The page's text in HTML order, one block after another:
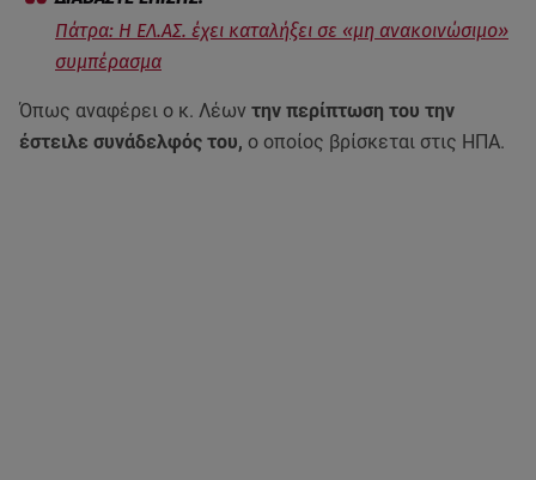
Πάτρα: Η ΕΛ.ΑΣ. έχει καταλήξει σε «μη ανακοινώσιμο»
συμπέρασμα
Όπως αναφέρει ο κ. Λέων την περίπτωση του την
έστειλε συνάδελφός του, ο οποίος βρίσκεται στις ΗΠΑ.